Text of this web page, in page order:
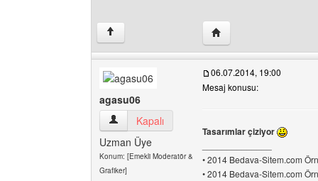
↑ Yazarın web sitesini
agasu06
agasu06 Kullanıcının profilini görüntüle
Kapalı
Uzman Üye
Konum: [Emekli Moderatör &
Grafiker]
06.07.2014, 19:00
Mesaj konusu:
Tasarımlar çiziyor
• 2014 Bedava-Sitem.com
• 2014 Bedava-Sitem.com